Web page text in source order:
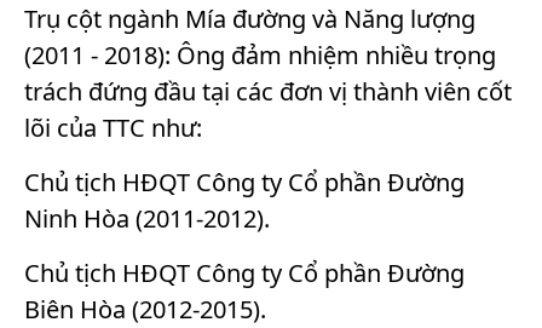
Trụ cột ngành Mía đường và Năng lượng
(2011 - 2018): Ông đảm nhiệm nhiều trọng
trách đứng đầu tại các đơn vị thành viên cốt
lõi của TTC như:
Chủ tịch HĐQT Công ty Cổ phần Đường
Ninh Hòa (2011-2012).
Chủ tịch HĐQT Công ty Cổ phần Đường
Biên Hòa (2012-2015).